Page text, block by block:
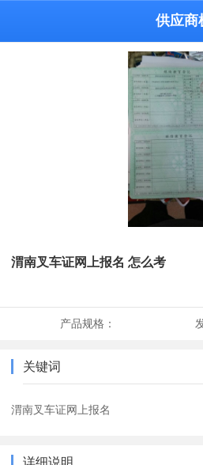
供应商
渭南叉车证网上报名 怎么考
产品规格：
关键词
渭南叉车证网上报名
详细说明